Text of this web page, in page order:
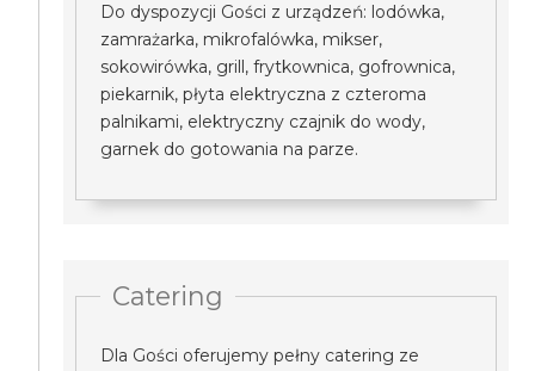
Do dyspozycji Gości z urządzeń: lodówka,
zamrażarka, mikrofalówka, mikser,
sokowirówka, grill, frytkownica, gofrownica,
piekarnik, płyta elektryczna z czteroma
palnikami, elektryczny czajnik do wody,
garnek do gotowania na parze.
Catering
Dla Gości oferujemy pełny catering ze